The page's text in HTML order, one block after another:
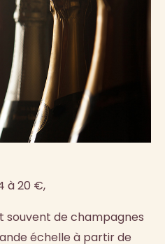
à 20 €,
souvent de champagnes
échelle à partir de